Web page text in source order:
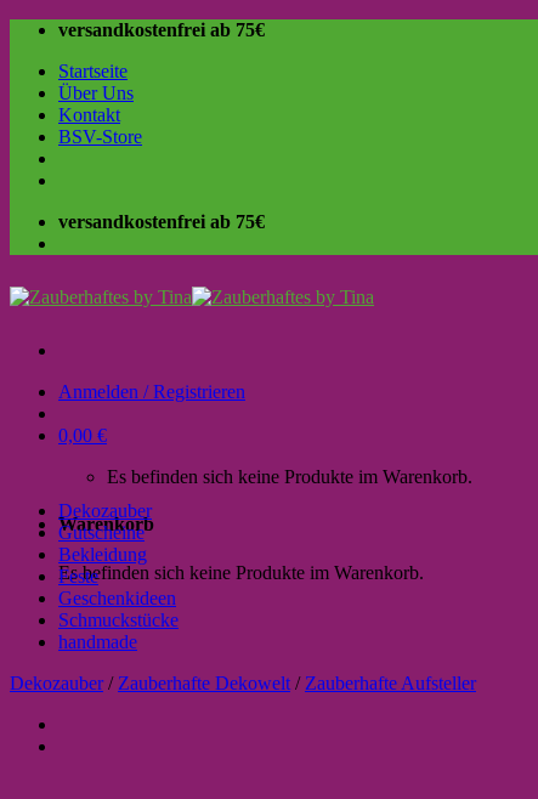
Skip
content
versandkostenfrei ab 75€
Startseite
Über Uns
Kontakt
BSV-Store
versandkostenfrei ab 75€
Anmelden / Registrieren
0,00 €
Es befinden sich keine Produkte im Warenkorb.
Warenkorb
Es befinden sich keine Produkte im Warenkorb.
Dekozauber
Gutscheine
Bekleidung
Feste
Geschenkideen
Schmuckstücke
handmade
Dekozauber / Zauberhafte Dekowelt / Zauberhafte Aufsteller